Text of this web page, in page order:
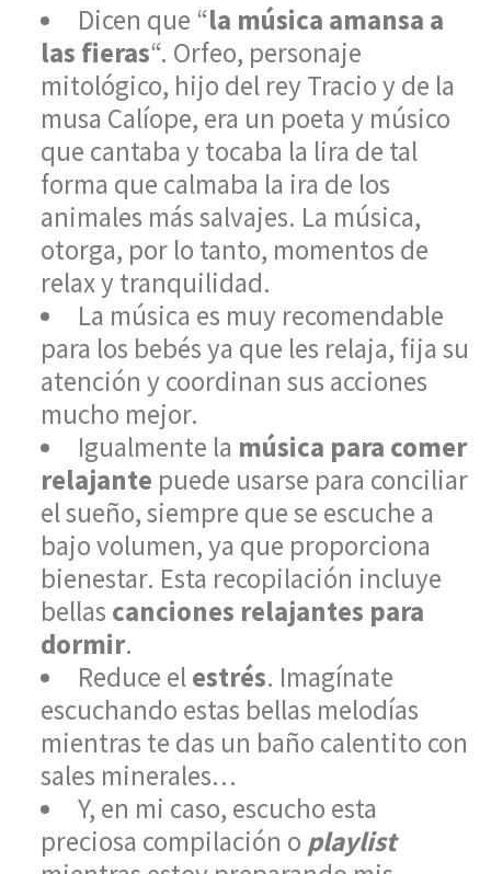
Dicen que “la música amansa a
las fieras“. Orfeo, personaje
mitológico, hijo del rey Tracio y de la
musa Calíope, era un poeta y músico
que cantaba y tocaba la lira de tal
forma que calmaba la ira de los
animales más salvajes. La música,
otorga, por lo tanto, momentos de
relax y tranquilidad.
La música es muy recomendable
para los bebés ya que les relaja, fija su
atención y coordinan sus acciones
mucho mejor.
Igualmente la música para comer
relajante puede usarse para conciliar
el sueño, siempre que se escuche a
bajo volumen, ya que proporciona
bienestar. Esta recopilación incluye
bellas canciones relajantes para
dormir.
Reduce elestrés. Imagínate
escuchando estas bellas melodías
mientras te das un baño calentito con
sales minerales…
Y, en mi caso, escucho esta
preciosa compilación o playlist